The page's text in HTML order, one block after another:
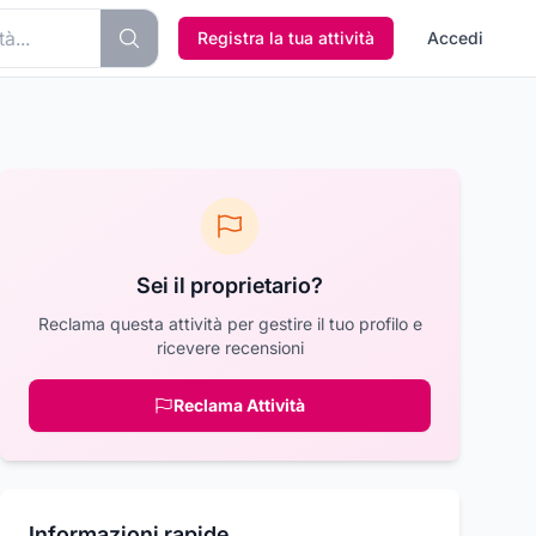
Registra la tua attività Accedi
Sei il proprietario?
Reclama questa attività per gestire il tuo profilo e
ricevere recensioni
Reclama Attività